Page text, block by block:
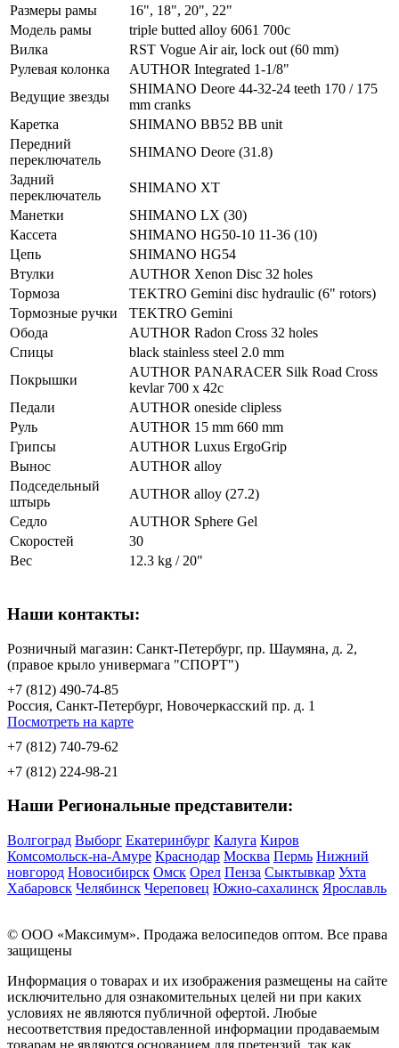
Размеры рамы
16", 18", 20", 22"
Модель рамы
triple butted alloy 6061 700c
Вилка
RST Vogue Air air, lock out (60 mm)
Рулевая колонка
AUTHOR Integrated 1-1/8"
Ведущие звезды
SHIMANO Deore 44-32-24 teeth 170 / 175
mm cranks
Каретка
SHIMANO BB52 BB unit
Передний
переключатель
SHIMANO Deore (31.8)
Задний
переключатель
SHIMANO XT
Манетки
SHIMANO LX (30)
Кассета
SHIMANO HG50-10 11-36 (10)
Цепь
SHIMANO HG54
Втулки
AUTHOR Xenon Disc 32 holes
Тормоза
TEKTRO Gemini disc hydraulic (6" rotors)
Тормозные ручки
TEKTRO Gemini
Обода
AUTHOR Radon Cross 32 holes
Спицы
black stainless steel 2.0 mm
Покрышки
AUTHOR PANARACER Silk Road Cross
kevlar 700 x 42c
Педали
AUTHOR oneside clipless
Руль
AUTHOR 15 mm 660 mm
Грипсы
AUTHOR Luxus ErgoGrip
Вынос
AUTHOR alloy
Подседельный
штырь
AUTHOR alloy (27.2)
Седло
AUTHOR Sphere Gel
Скоростей
30
Вес
12.3 kg / 20"
Наши контакты:
Розничный магазин: Санкт-Петербург, пр. Шаумяна, д. 2,
(правое крыло универмага "СПОРТ")
+7 (812) 490-74-85
Россия, Санкт-Петербург, Новочеркасский пр. д. 1
Посмотреть на карте
+7 (812) 740-79-62
+7 (812) 224-98-21
Наши Региональные представители:
Волгоград Выборг Екатеринбург Калуга Киров
Комсомольск-на-Амуре Краснодар Москва Пермь Нижний
новгород Новосибирск Омск Орел Пенза Сыктывкар Ухта
Хабаровск Челябинск Череповец Южно-сахалинск Ярославль
© OOO «Максимум». Продажа велосипедов оптом. Все права
защищены
Информация о товарах и их изображения размещены на сайте
исключительно для ознакомительных целей ни при каких
условиях не являются публичной офертой. Любые
несоответствия предоставленной информации продаваемым
товарам не являются основанием для претензий, так как